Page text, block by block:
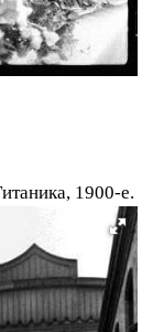
1900-е.